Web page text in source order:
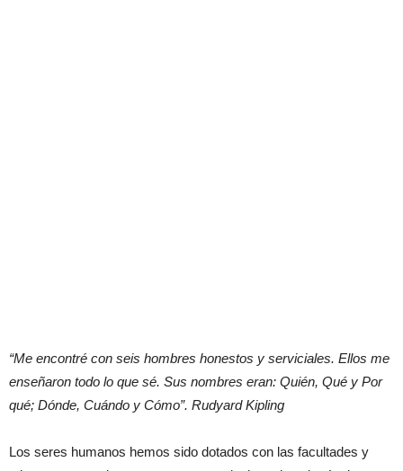
“Me encontré con seis hombres honestos y serviciales. Ellos me
enseñaron todo lo que sé. Sus nombres eran: Quién, Qué y Por
qué; Dónde, Cuándo y Cómo”. Rudyard Kipling
Los seres humanos hemos sido dotados con las facultades y